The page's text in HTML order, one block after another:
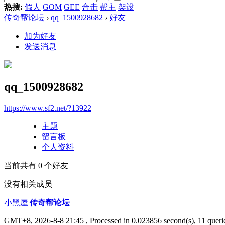
热搜: 假人 GOM GEE 合击 帮主 架设
传奇帮论坛 › qq_1500928682 › 好友
加为好友
发送消息
qq_1500928682
https://www.sf2.net/?13922
主题
留言板
个人资料
当前共有 0 个好友
没有相关成员
小黑屋|传奇帮论坛
GMT+8, 2026-8-8 21:45 , Processed in 0.023856 second(s), 11